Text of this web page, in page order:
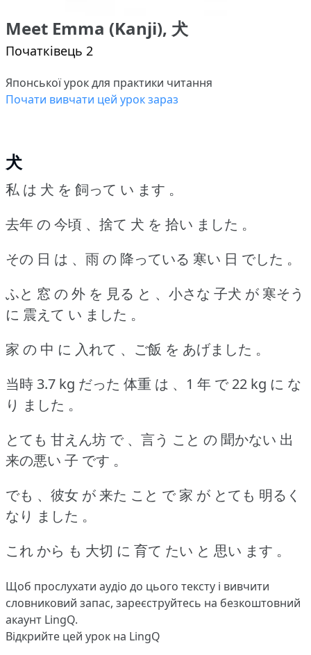
Meet Emma (Kanji), 犬
Початківець 2
Японської урок для практики читання
Почати вивчати цей урок зараз
犬
私 は 犬 を 飼って い ます 。
去年 の 今頃 、捨て 犬 を 拾い ました 。
その 日 は 、雨 の 降っている 寒い 日 でした 。
ふと 窓 の 外 を 見る と 、小さな 子犬 が 寒そう
に 震えて い ました 。
家 の 中 に 入れて 、ご飯 を あげました 。
当時 3.7 kg だった 体重 は 、1 年 で 22 kg に な
り ました 。
とても 甘えん坊 で 、言う こと の 聞かない 出
来の悪い 子 です 。
でも 、彼女 が 来た こと で 家 が とても 明るく
なり ました 。
これ から も 大切 に 育て たい と 思い ます 。
Щоб прослухати аудіо до цього тексту і вивчити
словниковий запас, зареєструйтесь на безкоштовний
акаунт LingQ.
Відкрийте цей урок на LingQ